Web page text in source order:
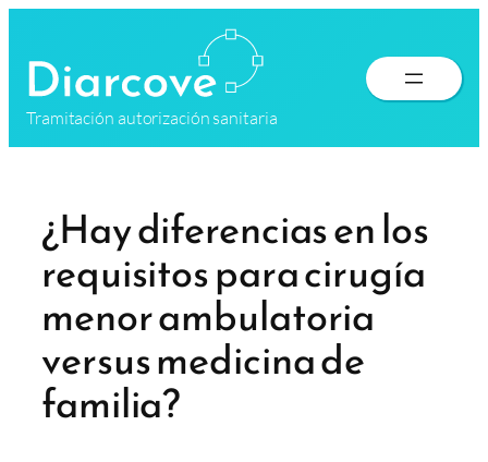
contenido
Tramitación autorización sanitaria
¿Hay diferencias en los
requisitos para cirugía
menor ambulatoria
versus medicina de
familia?